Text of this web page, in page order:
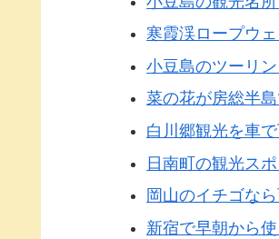
寒霞渓ロープウ
小豆島のツーリ
菜の花が房総半
白川郷観光を車
日南町の観光ス
岡山のイチゴな
新宿で早朝から